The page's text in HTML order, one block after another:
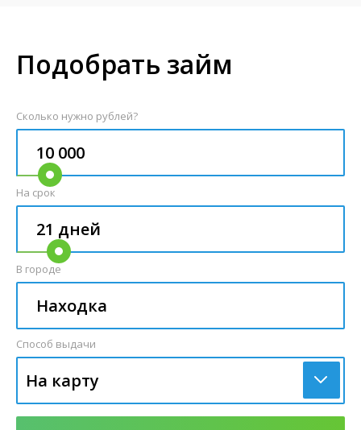
Подобрать займ
Сколько нужно рублей?
На срок
В городе
Способ выдачи
На карту